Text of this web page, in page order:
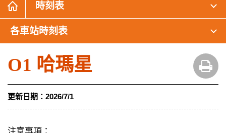
時刻表
各車站時刻表
O1 哈瑪星
更新日期： 2026/7/1